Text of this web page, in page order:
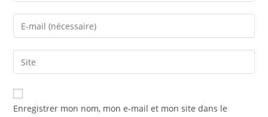
Enregistrer mon nom, mon e-mail et mon site dans le